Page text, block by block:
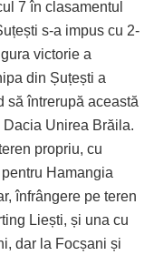
7 în clasamentul
s-a impus cu 2-
victorie a
din Șuțești a
să întrerupă această
Unirea Brăila.
propriu, cu
Hamangia
înfrângere pe teren
Liești, și una cu
dar la Focșani și